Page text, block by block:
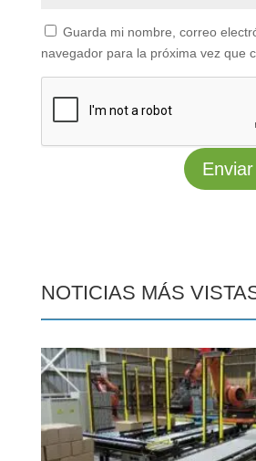
Guarda mi nombre, correo
navegador para la próxima vez que
NOTICIAS MÁS